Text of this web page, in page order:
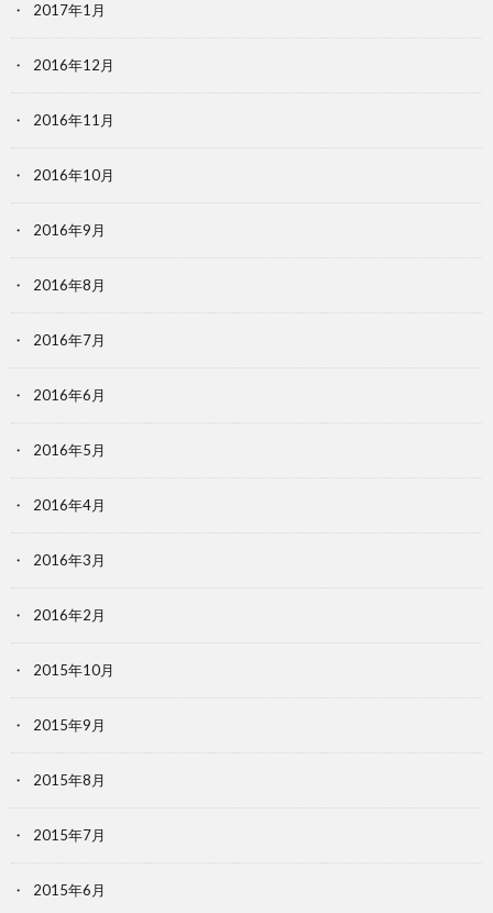
2017年1月
2016年12月
2016年11月
2016年10月
2016年9月
2016年8月
2016年7月
2016年6月
2016年5月
2016年4月
2016年3月
2016年2月
2015年10月
2015年9月
2015年8月
2015年7月
2015年6月